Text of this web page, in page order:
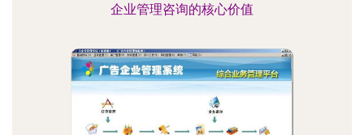
企业管理咨询的核心价值